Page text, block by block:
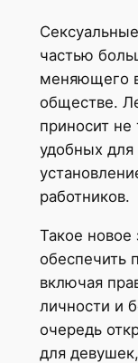
частью
меняющего
обществе.
приносит не
удобных
работников.
Такое новое
обеспечить
включая
личности и
очередь
для